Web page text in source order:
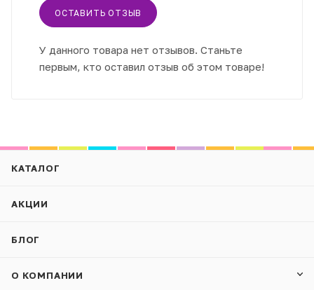
ОСТАВИТЬ ОТЗЫВ
У данного товара нет отзывов. Станьте
первым, кто оставил отзыв об этом товаре!
КАТАЛОГ
АКЦИИ
БЛОГ
О КОМПАНИИ